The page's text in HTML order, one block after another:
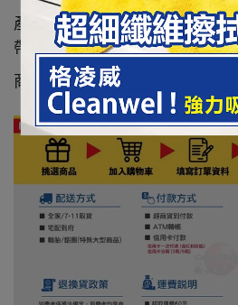
產品尺寸：高18 x 寬23 x 厚13
帶長)
商品材質：表布/內容物 100%聚